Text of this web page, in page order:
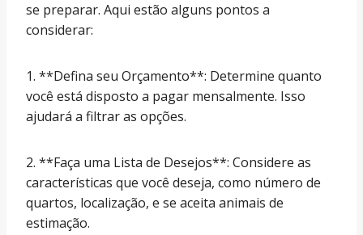
se preparar. Aqui estão alguns pontos a
considerar:
1. **Defina seu Orçamento**: Determine quanto
você está disposto a pagar mensalmente. Isso
ajudará a filtrar as opções.
2. **Faça uma Lista de Desejos**: Considere as
características que você deseja, como número de
quartos, localização, e se aceita animais de
estimação.